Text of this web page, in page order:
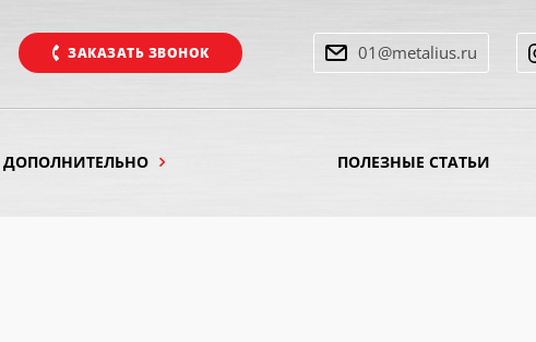
ЗАКАЗАТЬ ЗВОНОК 01@metalius.ru
ДОПОЛНИТЕЛЬНО ПОЛЕЗНЫЕ СТАТЬИ